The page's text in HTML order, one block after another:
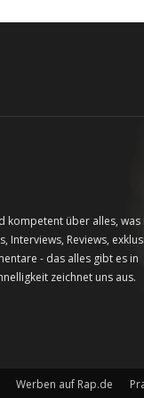
kompetent über alles, was
Interviews, Reviews,
- das alles gibt es in
zeichnet uns aus.
Werben auf Rap.de